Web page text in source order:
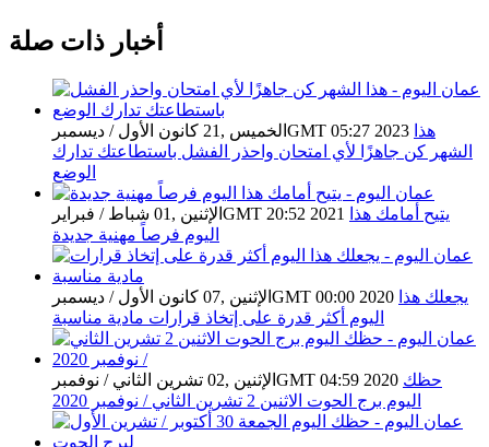
أخبار ذات صلة
الخميس ,21 كانون الأول / ديسمبرGMT 05:27 2023 هذا
الشهر كن جاهزًا لأي امتحان واحذر الفشل باستطاعتك تدارك
الوضع
الإثنين ,01 شباط / فبرايرGMT 20:52 2021
يتيح أمامك هذا
اليوم فرصاً مهنية جديدة
الإثنين ,07 كانون الأول / ديسمبرGMT 00:00 2020 يجعلك هذا
اليوم أكثر قدرة على إتخاذ قرارات مادية مناسبة
الإثنين ,02 تشرين الثاني / نوفمبرGMT 04:59 2020 حظك
اليوم برج الحوت الاثنين 2 تشرين الثاني / نوفمبر 2020